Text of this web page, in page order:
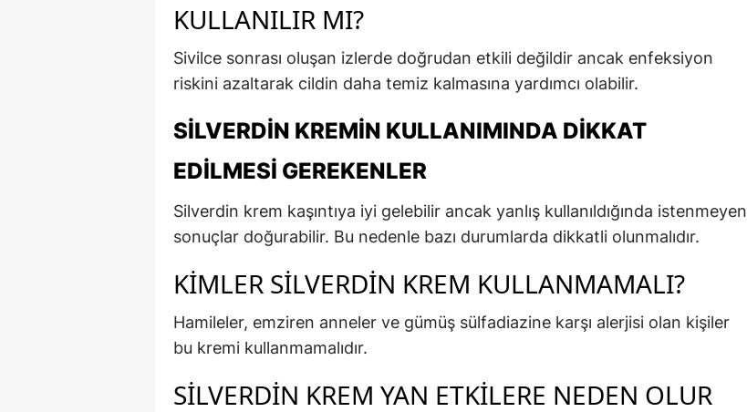
KULLANILIR MI?
Sivilce sonrası oluşan izlerde doğrudan etkili değildir ancak enfeksiyon
riskini azaltarak cildin daha temiz kalmasına yardımcı olabilir.
SILVERDIN KREMIN KULLANIMINDA DIKKAT
EDILMESI GEREKENLER
Silverdin krem kaşıntıya iyi gelebilir ancak yanlış kullanıldığında istenmeyen
sonuçlar doğurabilir. Bu nedenle bazı durumlarda dikkatli olunmalıdır.
KIMLER SILVERDIN KREM KULLANMAMALI?
Hamileler, emziren anneler ve gümüş sülfadiazine karşı alerjisi olan kişiler
bu kremi kullanmamalıdır.
SILVERDIN KREM YAN ETKILERE NEDEN OLUR